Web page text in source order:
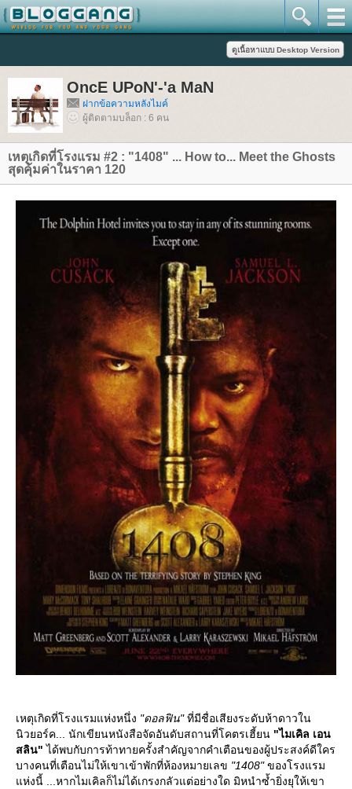
OncE UPoN'-'a MaN
ฝากข้อความหลังไมค์
ผู้ติดตามบล็อก : 6 คน
เหตุเกิดที่โรงแรม #2 : "1408" ... How to... Meet the Ghosts
สุดคุ้มค่าในราคา 120
เหตุเกิดที่โรงแรมแห่งหนึ่ง "ดอลฟิน"ที่มีชื่อเสียงระดับห้าดาวใน
นิวยอร์ค... นักเขียนหนังสือจัดอันดับสถานที่โคตรเฮี้ยน "ไมเคิล เอน
สลิน" ได้พบกับการท้าทายครั้งสำคัญจากคำเตือนของผู้ประสงค์ดีใคร
บางคนที่เตือนไม่ให้เขาเข้าพักที่ห้องหมายเลข "1408"ของโรงแรม
ห่งนี้ ...หากไมเคิลก็ไม่ได้เกรงกลัวแต่อย่างใด มิหนำซ้ำยิ่งยุให้เขา